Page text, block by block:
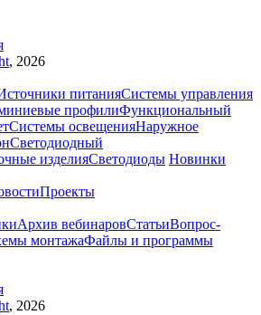
, 2026
питанияСистемы управления
профилиФункциональный
Системы освещенияНаружное
Светодиодный
изделияСветодиоды Новинки
Проекты
Архив вебинаровСтатьиВопрос-
монтажаФайлы и программы
, 2026